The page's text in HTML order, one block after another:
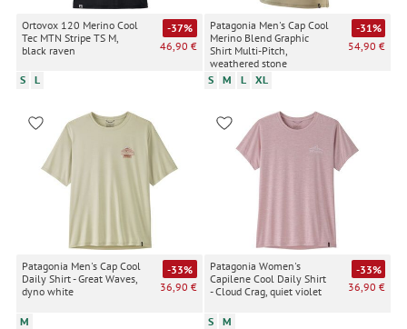
Ortovox 120 Merino Cool
Tec MTN Stripe TS M,
black raven
-37%
46,90 €
S L
Patagonia Men's Cap Cool
Merino Blend Graphic
Shirt Multi-Pitch,
weathered stone
-31%
54,90 €
S M L XL
Patagonia Men's Cap Cool
Daily Shirt - Great Waves,
dyno white
-33%
36,90 €
M
Patagonia Women's
Capilene Cool Daily Shirt
- Cloud Crag, quiet violet
-33%
36,90 €
S M